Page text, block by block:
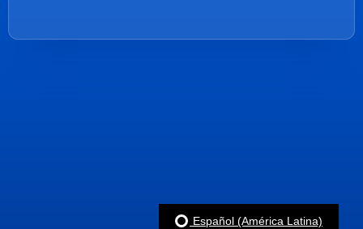
Español (América Latina)